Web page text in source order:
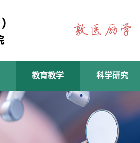
教育教学 科学研究